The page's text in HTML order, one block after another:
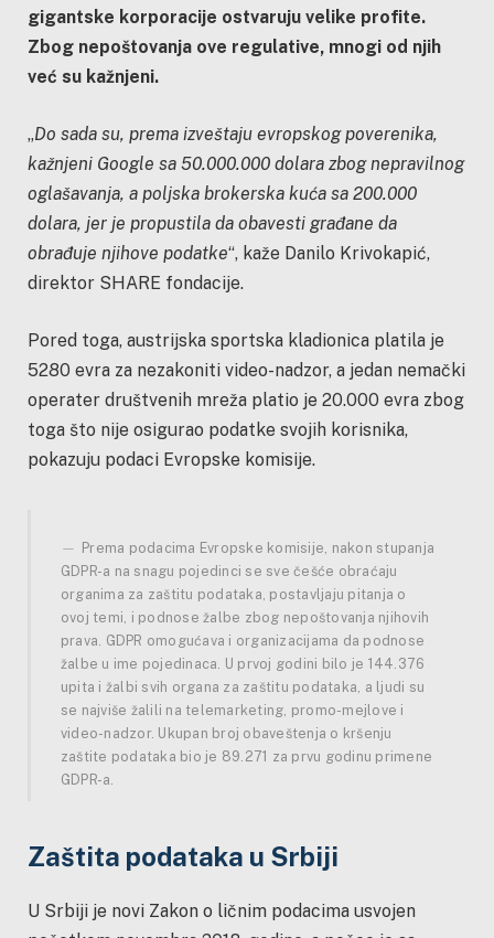
gigantske korporacije ostvaruju velike profite.
Zbog nepoštovanja ove regulative, mnogi od njih
već su kažnjeni.
„Do sada su, prema izveštaju evropskog poverenika,
kažnjeni Google sa 50.000.000 dolara zbog nepravilnog
oglašavanja, a poljska brokerska kuća sa 200.000
dolara, jer je propustila da obavesti građane da
obrađuje njihove podatke“, kaže Danilo Krivokapić,
direktor SHARE fondacije.
Pored toga, austrijska sportska kladionica platila je
5280 evra za nezakoniti video-nadzor, a jedan nemački
operater društvenih mreža platio je 20.000 evra zbog
toga što nije osigurao podatke svojih korisnika,
pokazuju podaci Evropske komisije.
Prema podacima Evropske komisije, nakon stupanja
GDPR-a na snagu pojedinci se sve češće obraćaju
organima za zaštitu podataka, postavljaju pitanja o
ovoj temi, i podnose žalbe zbog nepoštovanja njihovih
prava. GDPR omogućava i organizacijama da podnose
žalbe u ime pojedinaca. U prvoj godini bilo je 144.376
upita i žalbi svih organa za zaštitu podataka, a ljudi su
se najviše žalili na telemarketing, promo-mejlove i
video-nadzor. Ukupan broj obaveštenja o kršenju
zaštite podataka bio je 89.271 za prvu godinu primene
GDPR-a.
Zaštita podataka u Srbiji
U Srbiji je novi Zakon o ličnim podacima usvojen